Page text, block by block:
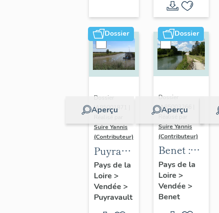
de
Damvix
Dossier
Aperçu
Dossier
IA85001871 |
Suire Yannis
(Contributeur)
Puyravault
:
présentation
de la
commune
Pays de la
Loire >
Vendée >
Puyravault
Dossier
Aperçu
Dossier
IA85003266 |
Suire Yannis
(Contributeur)
Benet :
présentation
de la
commune
Pays de la
Loire >
Vendée >
Benet